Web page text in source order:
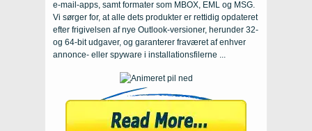
e-mail-apps, samt formater som MBOX, EML og MSG.
Vi sørger for, at alle dets produkter er rettidig opdateret
efter frigivelsen af ​​nye Outlook-versioner, herunder 32-
og 64-bit udgaver, og garanterer fraværet af enhver
annonce- eller spyware i installationsfilerne ...